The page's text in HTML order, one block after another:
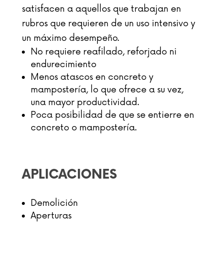
satisfacen a aquellos que trabajan en
rubros que requieren de un uso intensivo y
un máximo desempeño.
No requiere reafilado, reforjado ni
endurecimiento
Menos atascos en concreto y
mampostería, lo que ofrece a su vez,
una mayor productividad.
Poca posibilidad de que se entierre en
concreto o mampostería.
APLICACIONES
Demolición
Aperturas